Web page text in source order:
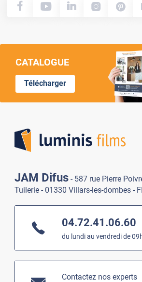
CATALOGUE
Télécharger
JAM Difus - 587 rue Pierre
Tuilerie - 01330 Villars-les-dombes -
04.72.41.06.60
du lundi au vendredi de
Contactez nos experts